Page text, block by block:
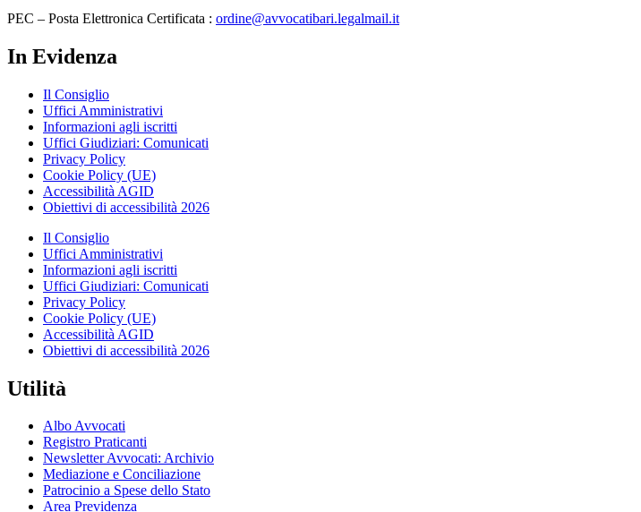
PEC – Posta Elettronica Certificata : ordine@avvocatibari.legalmail.it
In Evidenza
Il Consiglio
Uffici Amministrativi
Informazioni agli iscritti
Uffici Giudiziari: Comunicati
Privacy Policy
Cookie Policy (UE)
Accessibilità AGID
Obiettivi di accessibilità 2026
Il Consiglio
Uffici Amministrativi
Informazioni agli iscritti
Uffici Giudiziari: Comunicati
Privacy Policy
Cookie Policy (UE)
Accessibilità AGID
Obiettivi di accessibilità 2026
Utilità
Albo Avvocati
Registro Praticanti
Newsletter Avvocati: Archivio
Mediazione e Conciliazione
Patrocinio a Spese dello Stato
Area Previdenza